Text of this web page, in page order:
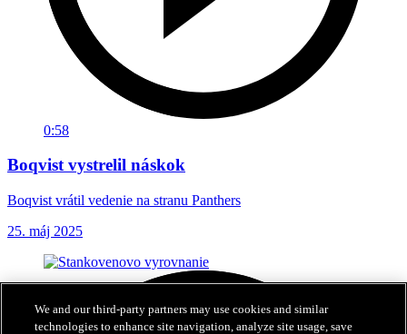
0:58
Boqvist vystrelil náskok
Boqvist vrátil vedenie na stranu Panthers
25. máj 2025
We and our third-party partners may use cookies and similar
technologies to enhance site navigation, analyze site usage, save